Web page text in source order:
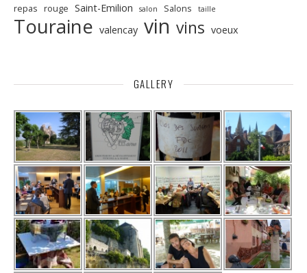
repas rouge Saint-Emilion salon Salons taille
Touraine valencay vin vins voeux
GALLERY